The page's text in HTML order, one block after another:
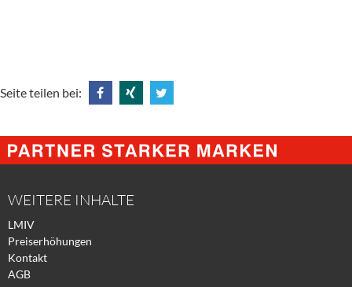
Seite teilen bei:
@
Facebook
@
Xing
@
Twitter
WEITERE INHALTE
LMIV
Preiserhöhungen
Kontakt
AGB